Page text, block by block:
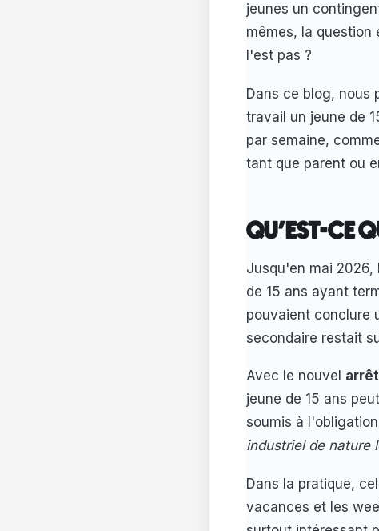
jeunes un
mêmes, la
l'est pas ?
Dans ce blog, nous
travail un jeune de
par semaine,
tant que parent ou
QU'EST-CE
Jusqu'en mai 2026,
de 15 ans ayant
pouvaient conclure
secondaire restait
Avec le nouvel
jeune de 15 ans
soumis à
industriel de nature
Dans la pratique,
vacances et les